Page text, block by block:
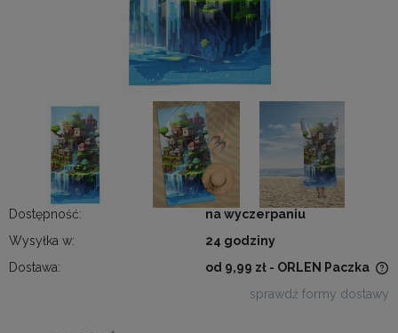
Dostępność:
na wyczerpaniu
Wysyłka w:
24 godziny
Dostawa:
od 9,99 zł - ORLEN Paczka
sprawdź formy dostawy